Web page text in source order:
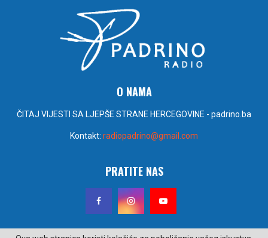
O NAMA
ČITAJ VIJESTI SA LJEPŠE STRANE HERCEGOVINE - padrino.ba
Kontakt: radiopadrino@gmail.com
PRATITE NAS